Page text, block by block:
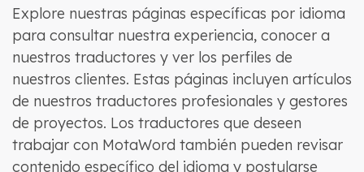
Explore nuestras páginas específicas por idioma
para consultar nuestra experiencia, conocer a
nuestros traductores y ver los perfiles de
nuestros clientes. Estas páginas incluyen artículos
de nuestros traductores profesionales y gestores
de proyectos. Los traductores que deseen
trabajar con MotaWord también pueden revisar
contenido específico del idioma y postularse